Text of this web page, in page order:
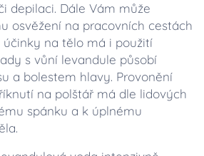
depilaci. Dále Vám může
osvěžení na pracovních cestách
účinky na tělo má i použití
s vůní levandule působí
a bolestem hlavy. Provonění
na polštář má dle lidových
spánku a k úplnému